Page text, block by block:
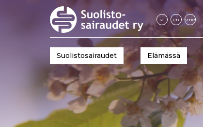
se en sme
Suolistosairaudet Elämässä